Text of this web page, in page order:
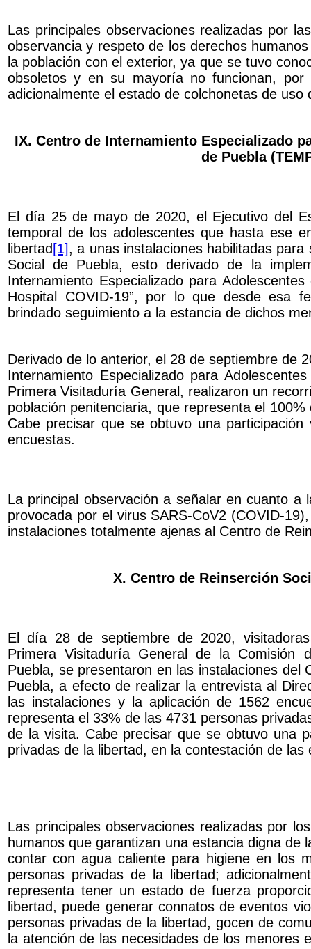
Las principales observaciones realizadas por
observancia y respeto de los derechos
la población con el exterior, ya que se tuvo
obsoletos y en su mayoría no funcionan, por
adicionalmente el estado de colchonetas de
IX. Centro de Internamiento Especializado
de Puebla
El día 25 de mayo de 2020, el Ejecutivo del
temporal de los adolescentes que hasta ese
libertad [1], a unas instalaciones habilitadas
Social de Puebla, esto derivado de la
Internamiento Especializado para
Hospital COVID-19”, por lo que desde esa
brindado seguimiento a la estancia de dichos
Derivado de lo anterior, el 28 de septiembre de
Internamiento Especializado para
Primera Visitaduría General, realizaron un
población penitenciaria, que representa el
Cabe precisar que se obtuvo una
encuestas.
La principal observación a señalar en cuanto
provocada por el virus SARS-CoV2 (COVID-
instalaciones totalmente ajenas al Centro de
X. Centro de Reinserción
El día 28 de septiembre de 2020,
Primera Visitaduría General de la Comisión
Puebla, se presentaron en las instalaciones del
Puebla, a efecto de realizar la entrevista al
las instalaciones y la aplicación de 1562
representa el 33% de las 4731 personas
de la visita. Cabe precisar que se obtuvo una
privadas de la libertad, en la contestación de las
Las principales observaciones realizadas por
humanos que garantizan una estancia digna
contar con agua caliente para higiene en los
personas privadas de la libertad;
representa tener un estado de fuerza
libertad, puede generar connatos de eventos
personas privadas de la libertad, gocen de
la atención de las necesidades de los